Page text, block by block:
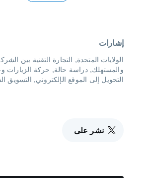
إشارات
الولايات المتحدة
التجارة التقنية بين
والمستهلك دراسة حالة
حركة الزيارات
التحويل إلى الموقع الإلكتروني التسويق
نشر على